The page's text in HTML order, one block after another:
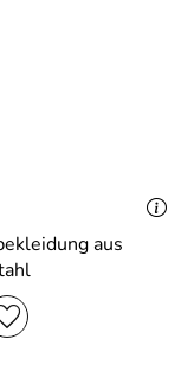
aus